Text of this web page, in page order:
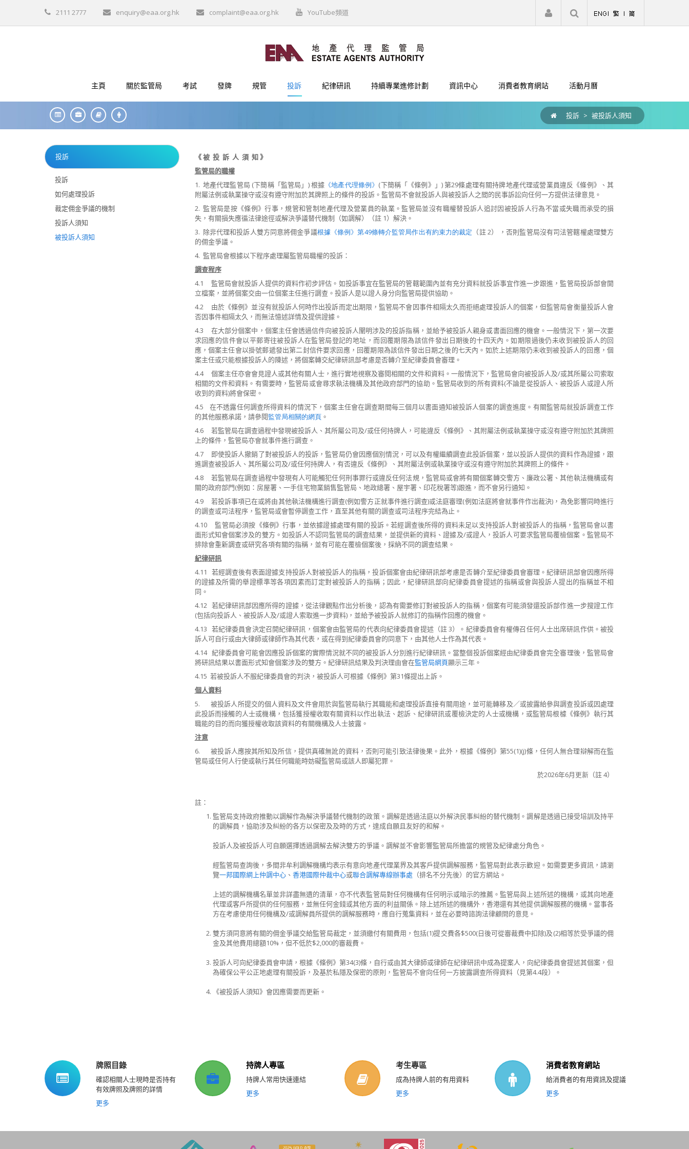
2111 2777 enquiry@eaa.org.hk complaint@eaa.org.hk YouTube頻道 註冊 登入
主頁 關於監管局 考試 發牌 規管 投訴 紀律研訊 持續專業進修計劃 資訊中心 消費者教育網站 活動月曆
投訴 > 被投訴人須知
投訴
投訴
如何處理投訴
裁定佣金爭議的機制
投訴人須知
被投訴人須知
《被 投 訴 人 須 知》
監管局的職權
1. 地產代理監管局 (下簡稱「監管局」)根據 《地產代理條例》 (下簡稱「《條例》」) 第29條處理有關持牌地產代理或營業員違反《條例》、其
附屬法例或執業操守或沒有遵守附加於其牌照上的條件的投訴。監管局不會就投訴人與被投訴人之間的民事訴訟向任何一方提供法律意見。
2. 監管局是按《條例》行事，規管和管制地產代理及營業員的執業。監管局並沒有職權替投訴人追討因被投訴人行為不當或失職而承受的損
失，有關損失應循法律途徑或解決爭議替代機制（如調解）（註 1）解決。
3. 除非代理和投訴人雙方同意將佣金爭議根據《條例》第49條轉介監管局作出有約束力的裁定 （註 2） ，否則監管局沒有司法管轄權處理雙方
的佣金爭議。
4. 監管局會根據以下程序處理屬監管局職權的投訴：
調查程序
4.1 監管局會就投訴人提供的資料作初步評估。如投訴事宜在監管局的管轄範圍內並有充分資料就投訴事宜作進一步跟進 ，監管局投訴部會開
立檔案，並將個案交由一位個案主任進行調查。投訴人是以證人身分向監管局提供協助。
4.2 由於《條例》並沒有就投訴人何時作出投訴而定出期限，監管局不會因事件相隔太久而拒絕處理投訴人的個案，但監管局會衡量投訴人會
否因事件相隔太久，而無法憶述詳情及提供證據。
4.3 在大部分個案中，個案主任會透過信件向被投訴人闡明涉及的投訴指稱，並給予被投訴人親身或書面回應的機會。一般情況下，第一次要
求回應的信件會以平郵寄往被投訴人在監管局登記的地址，而回覆期限為該信件發出日期後的十四天內。如期限過後仍未收到被投訴人的回
應，個案主任會以掛號郵遞發出第二封信件要求回應，回覆期限為該信件發出日期之後的七天內。如於上述期限仍未收到被投訴人的回應，個
案主任或只能根據投訴人的陳述，將個案轉交紀律研訊部考慮是否轉介至紀律委員會審理。
4.4 個案主任亦會會見證人或其他有關人士，進行實地視察及審閱相關的文件和資料。一般情況下，監管局會向被投訴人及/或其所屬公司索取
相關的文件和資料。有需要時，監管局或會尋求執法機構及其他政府部門的協助。監管局收到的所有資料(不論是從投訴人、被投訴人或證人所
收到的資料)將會保密。
4.5 在不透露任何調查所得資料的情況下，個案主任會在調查期間每三個月以書面通知被投訴人個案的調查進度。有關監管局就投訴調查工作
的其他服務承諾，請參閱監管局相關的網頁。
4.6 若監管局在調查過程中發現被投訴人、其所屬公司及/或任何持牌人，可能違反《條例》、其附屬法例或執業操守或沒有遵守附加於其牌照
上的條件，監管局亦會就事件進行調查。
4.7 即使投訴人撤銷了對被投訴人的投訴，監管局仍會因應個別情況，可以及有權繼續調查此投訴個案，並以投訴人提供的資料作為證據，跟
進調查被投訴人、其所屬公司及/或任何持牌人，有否違反《條例》、其附屬法例或執業操守或沒有遵守附加於其牌照上的條件。
4.8 若監管局在調查過程中發現有人可能觸犯任何刑事罪行或違反任何法規，監管局或會將有關個案轉交警方、廉政公署、其他執法機構或有
關的政府部門(例如：房屋署、一手住宅物業銷售監管局、地政總署、屋宇署、印花稅署等)跟進，而不會另行通知。
4.9 若投訴事項已在或將由其他執法機構進行調查(例如警方正就事件進行調查)或法庭審理(例如法庭將會就事件作出裁決)，為免影響同時進行
的調查或司法程序，監管局或會暫停調查工作，直至其他有關的調查或司法程序完結為止。
4.10 監管局必須按《條例》行事，並依據證據處理有關的投訴。若經調查後所得的資料未足以支持投訴人對被投訴人的指稱，監管局會以書
面形式知會個案涉及的雙方。如投訴人不認同監管局的調查結果，並提供新的資料、證據及/或證人，投訴人可要求監管局覆檢個案。監管局不
排除會重新調查或研究各項有關的指稱，並有可能在覆檢個案後，採納不同的調查結果。
紀律研訊
4.11 若經調查後有表面證據支持投訴人對被投訴人的指稱，投訴個案會由紀律研訊部考慮是否轉介至紀律委員會審理。紀律研訊部會因應所得
的證據及所需的舉證標準等各項因素而訂定對被投訴人的指稱；因此，紀律研訊部向紀律委員會提述的指稱或會與投訴人提出的指稱並不相
同。
4.12 若紀律研訊部因應所得的證據，從法律觀點作出分析後，認為有需要修訂對被投訴人的指稱，個案有可能須發還投訴部作進一步搜證工作
(包括向投訴人、被投訴人及/或證人索取進一步資料)，並給予被投訴人就修訂的指稱作回應的機會。
4.13 若紀律委員會決定召開紀律研訊，個案會由監管局的代表向紀律委員會提述（註 3）。紀律委員會有權傳召任何人士出席研訊作供。被投
訴人可自行或由大律師或律師作為其代表，或在得到紀律委員會的同意下，由其他人士作為其代表。
4.14 紀律委員會可能會因應投訴個案的實際情況就不同的被投訴人分別進行紀律研訊。當整個投訴個案經由紀律委員會完全審理後，監管局會
將研訊結果以書面形式知會個案涉及的雙方。紀律研訊結果及判決理由會在監管局網頁顯示三年。
4.15 若被投訴人不服紀律委員會的判決，被投訴人可根據《條例》第31條提出上訴。
個人資料
5. 被投訴人所提交的個人資料及文件會用於與監管局執行其職能和處理投訴直接有關用途，並可能轉移及／或披露給參與調查投訴或因處理
此投訴而接觸的人士或機構，包括獲授權收取有關資料以作出執法、起訴、紀律研訊或覆檢決定的人士或機構，或監管局根㯫《條例》執行其
職能的目的而向獲授權收取該資料的有關機構及人士披露。
注意
6. 被投訴人應按其所知及所信，提供真確無訛的資料，否則可能引致法律後果。此外，根據《條例》第55(1)(j)條，任何人無合理辯解而在監
管局或任何人行使或執行其任何職能時妨礙監管局或該人即屬犯罪。
於2026年6月更新 （註 4）
註：
監管局支持政府推動以調解作為解決爭議替代機制的政策。調解是透過法庭以外解決民事糾紛的替代機制。調解是透過已接受培訓及持平
的調解員，協助涉及糾紛的各方以保密及及時的方式，達成自願且友好的和解。
投訴人及被投訴人可自願選擇透過調解去解決雙方的爭議。調解並不會影響監管局所擔當的規管及紀律處分角色。
經監管局查詢後，多間非牟利調解機構均表示有意向地產代理業界及其客戶提供調解服務，監管局對此表示歡迎。如需要更多資訊，請瀏
覽一邦國際網上仲調中心、 香港國際仲裁中心或聯合調解專線辦事處 （排名不分先後）的官方網站。
上述的調解機構名單並非詳盡無遺的清單，亦不代表監管局對任何機構有任何明示或暗示的推薦。監管局與上述所述的機構，或其向地產
代理或客戶所提供的任何服務，並無任何金錢或其他方面的利益關係。除上述所述的機構外，香港還有其他提供調解服務的機構。當事各
方在考慮使用任何機構及/或調解員所提供的調解服務時，應自行蒐集資料，並在必要時諮詢法律顧問的意見。
雙方須同意將有關的佣金爭議交給監管局裁定，並須繳付有關費用，包括(1)提交費各$500(日後可從審裁費中扣除)及(2)相等於受爭議的佣
金及其他費用總額10%，但不低於$2,000的審裁費。
投訴人可向紀律委員會申請，根據《條例》第34(3)條，自行或由其大律師或律師在紀律研訊中成為提案人，向紀律委員會提述其個案，但
為確保公平公正地處理有關投訴，及基於私隱及保密的原則，監管局不會向任何一方披露調查所得資料（見第4.4段）。
《被投訴人須知》會因應需要而更新。
牌照目錄
確認相關人士現時是否持有
有效牌照及牌照的詳情
更多
持牌人專區
持牌人常用快速連結
更多
考生專區
成為持牌人前的有用資料
更多
消費者教育網站
給消費者的有用資訊及提議
更多